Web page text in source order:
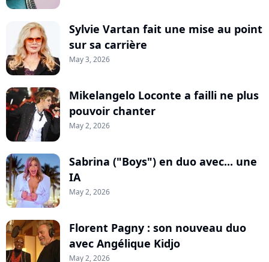
Sylvie Vartan fait une mise au point
sur sa carrière
May 3, 2026
Mikelangelo Loconte a failli ne plus
pouvoir chanter
May 2, 2026
Sabrina ("Boys") en duo avec... une
IA
May 2, 2026
Florent Pagny : son nouveau duo
avec Angélique Kidjo
May 2, 2026